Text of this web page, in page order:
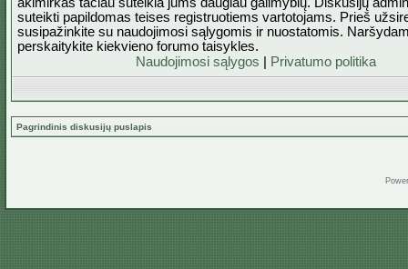
suteikti papildomas teises registruotiems vartotojams. Prieš
susipažinkite su naudojimosi sąlygomis ir nuostatomis.
perskaitykite kiekvieno forumo taisykles.
Naudojimosi sąlygos
Privatumo politika
Pagrindinis diskusijų puslapis